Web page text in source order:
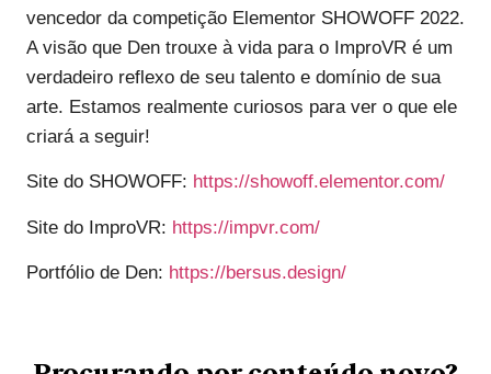
vencedor da competição Elementor SHOWOFF 2022.
A visão que Den trouxe à vida para o ImproVR é um
verdadeiro reflexo de seu talento e domínio de sua
arte. Estamos realmente curiosos para ver o que ele
criará a seguir!
Site do SHOWOFF: https://showoff.elementor.com/
Site do ImproVR: https://impvr.com/
Portfólio de Den: https://bersus.design/